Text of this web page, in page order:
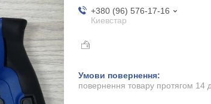
+380 (96) 576-17-16
Киевстар
повернення товару протягом 14